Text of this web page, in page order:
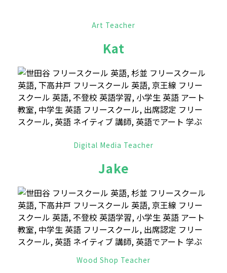
Art Teacher
Kat
Digital Media Teacher
Jake
Wood Shop Teacher